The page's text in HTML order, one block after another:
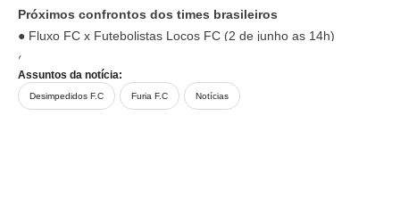
Próximos confrontos dos times brasileiros
● Fluxo FC x Futebolistas Locos FC (2 de junho as 14h)
● Dendele FC x Jynxzi FC (3 de junho as 17h)
Assuntos da notícia:
Desimpedidos F.C Furia F.C Notícias